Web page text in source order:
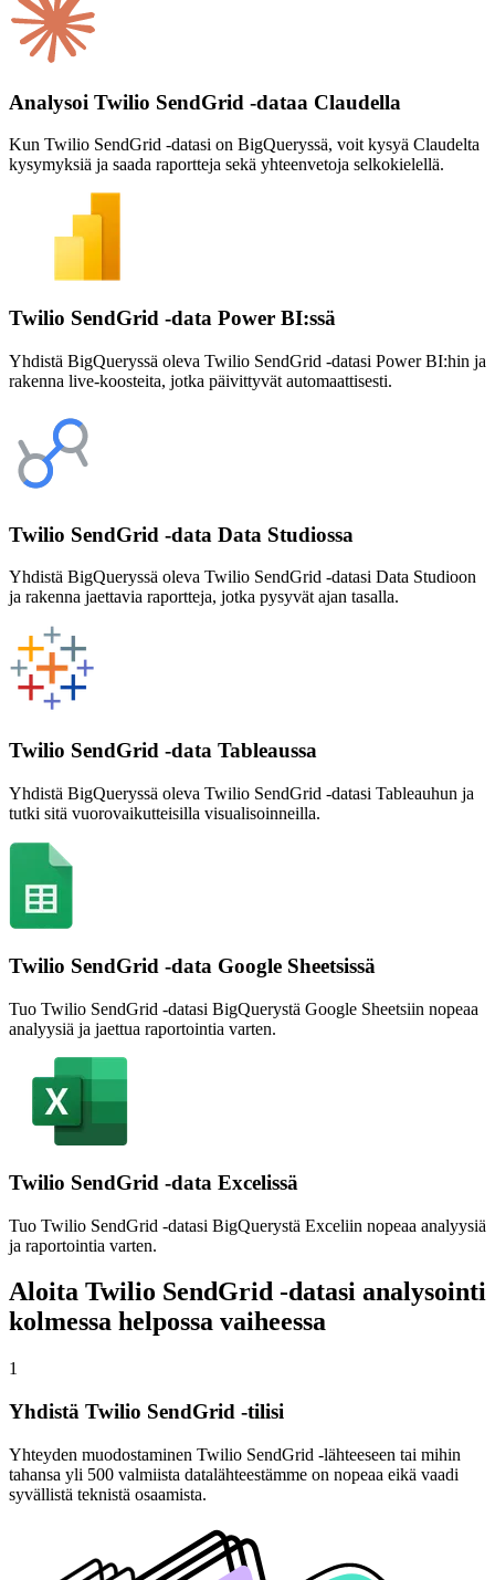
Analysoi Twilio SendGrid -dataa Claudella
Kun Twilio SendGrid -datasi on BigQueryssä, voit kysyä Claudelta
kysymyksiä ja saada raportteja sekä yhteenvetoja selkokielellä.
Twilio SendGrid -data Power BI:ssä
Yhdistä BigQueryssä oleva Twilio SendGrid -datasi Power BI:hin ja
rakenna live-koosteita, jotka päivittyvät automaattisesti.
Twilio SendGrid -data Data Studiossa
Yhdistä BigQueryssä oleva Twilio SendGrid -datasi Data Studioon
ja rakenna jaettavia raportteja, jotka pysyvät ajan tasalla.
Twilio SendGrid -data Tableaussa
Yhdistä BigQueryssä oleva Twilio SendGrid -datasi Tableauhun ja
tutki sitä vuorovaikutteisilla visualisoinneilla.
Twilio SendGrid -data Google Sheetsissä
Tuo Twilio SendGrid -datasi BigQuerystä Google Sheetsiin nopeaa
analyysiä ja jaettua raportointia varten.
Twilio SendGrid -data Excelissä
Tuo Twilio SendGrid -datasi BigQuerystä Exceliin nopeaa analyysiä
ja raportointia varten.
Aloita Twilio SendGrid -datasi analysointi
kolmessa helpossa vaiheessa
1
Yhdistä Twilio SendGrid -tilisi
Yhteyden muodostaminen Twilio SendGrid -lähteeseen tai mihin
tahansa yli 500 valmiista datalähteestämme on nopeaa eikä vaadi
syvällistä teknistä osaamista.